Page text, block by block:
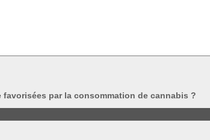
par la consommation de cannabis ?